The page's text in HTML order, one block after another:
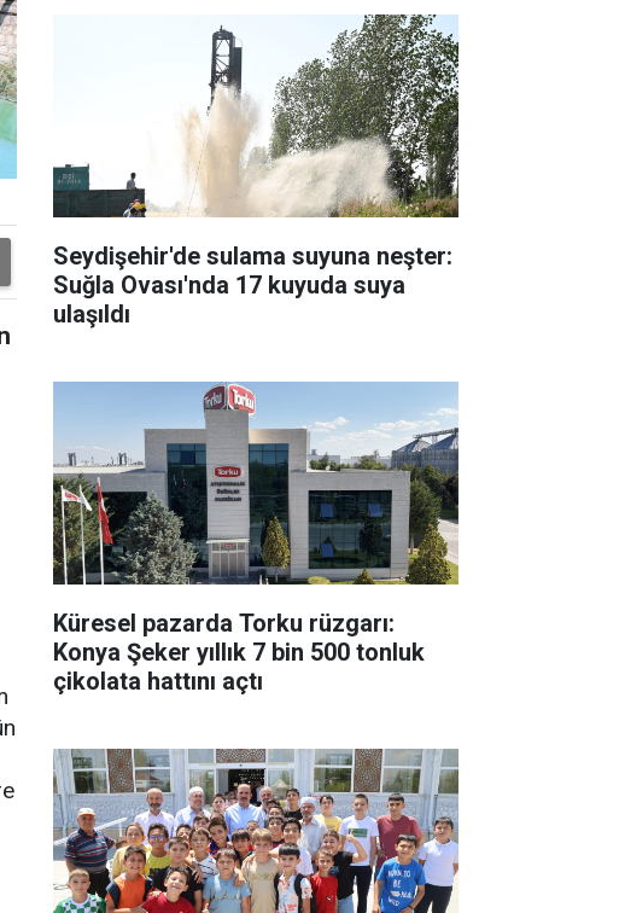
Seydişehir'de sulama suyuna neşter:
Suğla Ovası'nda 17 kuyuda suya
ulaşıldı
Küresel pazarda Torku rüzgarı:
Konya Şeker yıllık 7 bin 500 tonluk
çikolata hattını açtı